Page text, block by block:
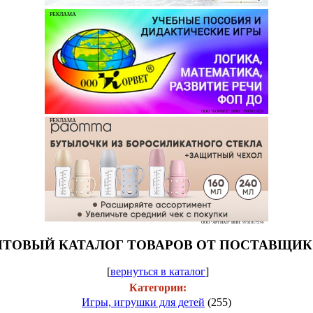
РЕКЛАМА
ООО "КОРВЕТ" ИНН: 7803021829
РЕКЛАМА
ООО "АРТИАЛ" ИНН: 9731017574
КАТАЛОГ ТОВАРОВ ОТ
[вернуться в каталог]
Категории:
Игры, игрушки для детей (255)